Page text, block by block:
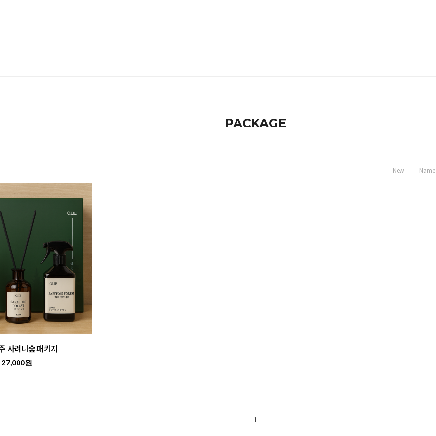
PACKAGE
New Name
사려니숲 패키지
27,000원
1